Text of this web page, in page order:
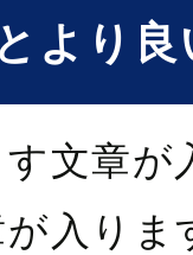
より良
文章が
入り